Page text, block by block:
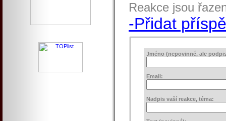
Reakce jsou
-Přidat
Jméno (nepovinné, ale
Email:
Nadpis vaší reakce, téma: